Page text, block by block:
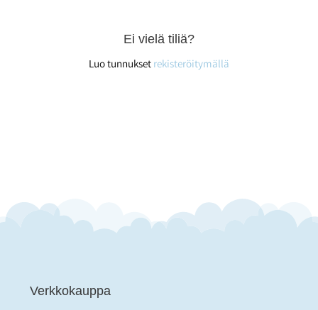
Ei vielä tiliä?
Luo tunnukset rekisteröitymällä
Verkkokauppa